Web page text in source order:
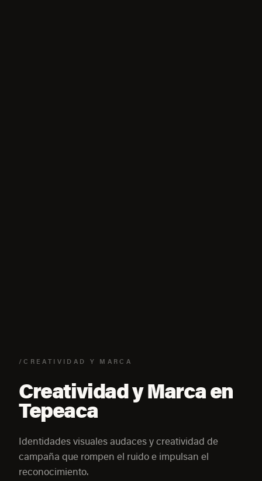
/CREATIVIDAD Y MARCA
Creatividad y Marca en
Tepeaca
Identidades visuales audaces y creatividad de
campaña que rompen el ruido e impulsan el
reconocimiento.